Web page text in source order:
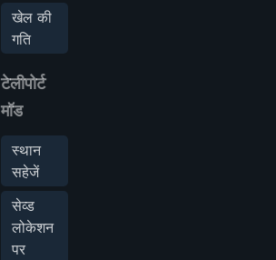
खेल की
गति
टेलीपोर्ट
मॉड
स्थान
सहेजें
सेव्ड
लोकेशन
पर